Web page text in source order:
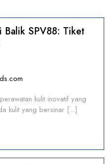
SPV88: Tiket
kulit inovatif yang
kulit yang bersinar [...]